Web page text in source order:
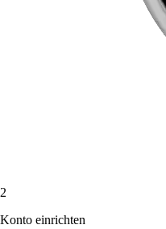
2
Konto einrichten